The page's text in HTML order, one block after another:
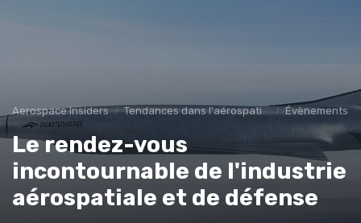
Aerospace Insiders Tendances dans l'aérospatial Évènements
Le rendez-vous
incontournable de l'industrie
aérospatiale et de défense